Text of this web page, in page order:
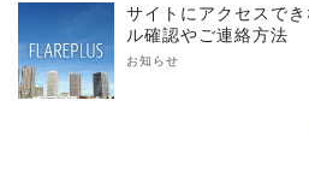
サイトにアクセスで
ル確認やご連絡方法
お知らせ